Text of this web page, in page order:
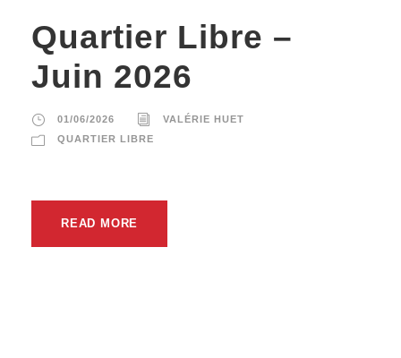
Quartier Libre –
Juin 2026
01/06/2026
VALÉRIE HUET
QUARTIER LIBRE
READ MORE